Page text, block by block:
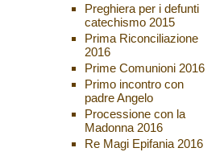
Preghiera per i defunti
catechismo 2015
Prima Riconciliazione
2016
Prime Comunioni 2016
Primo incontro con
padre Angelo
Processione con la
Madonna 2016
Re Magi Epifania 2016